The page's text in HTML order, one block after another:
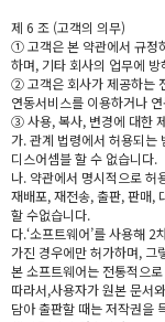
제 6 조 (고객의 의무)
① 고객은 본 약관에서 규정
하며, 기타 회사의 업무에
② 고객은 회사가 제공하는
연동서비스를 이용하거나
③ 사용, 복사, 변경에 대한
가. 관계 법령에서 허용되는
디스어셈블 할 수 없습니다.
나. 약관에서 명시적으로 허
재배포, 재전송, 출판, 판매,
할 수없습니다.
다.‘소프트웨어’를 사용해
가진 경우에만 허가하며, 그
본 소프트웨어는 전통적으
따라서,사용자가 원본 문서
담아 출판할 때는 저작권을